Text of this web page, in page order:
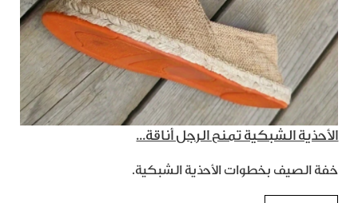
الأحذية الشبكية تمنح الرجل أناقة...
خفة الصيف بخطوات الأحذية الشبكية.